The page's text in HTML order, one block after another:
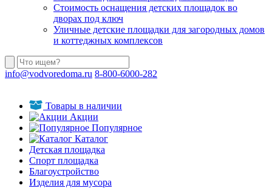
Стоимость оснащения детских площадок во
дворах под ключ
Уличные детские площадки для загородных домов
и коттеджных комплексов
info@vodvoredoma.ru 8-800-6000-282
Товары в наличии
Акции
Популярное
Каталог
Детская площадка
Спорт площадка
Благоустройство
Изделия для мусора